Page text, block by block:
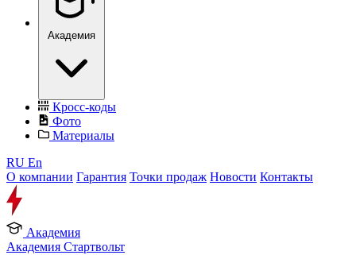
Академия
Кросс-коды
Фото
Материалы
RU En
О компании Гарантия Точки продаж Новости Контакты
Академия
Академия Стартвольт